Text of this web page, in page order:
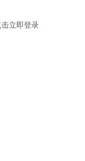
立即登录